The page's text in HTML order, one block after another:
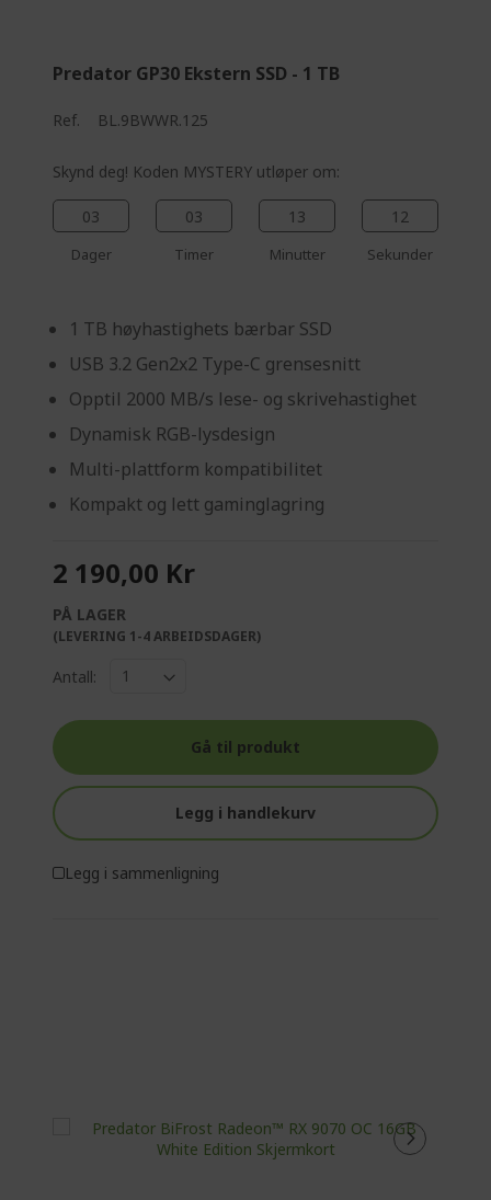
Predator GP30 Ekstern SSD - 1 TB
Ref. BL.9BWWR.125
Skynd deg! Koden MYSTERY utløper om:
03
Dager
03
Timer
13
Minutter
11
Sekunder
1 TB høyhastighets bærbar SSD
USB 3.2 Gen2x2 Type-C grensesnitt
Opptil 2000 MB/s lese- og skrivehastighet
Dynamisk RGB-lysdesign
Multi-plattform kompatibilitet
Kompakt og lett gaminglagring
2 190,00 Kr
PÅ LAGER
(LEVERING 1-4 ARBEIDSDAGER)
Antall:
Gå til produkt
Legg i handlekurv
Legg i sammenligning